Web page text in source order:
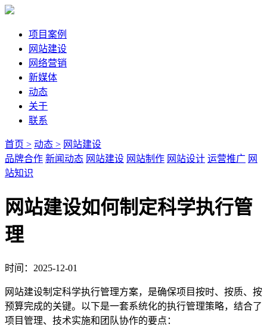
项目案例
网站建设
网络营销
新媒体
动态
关于
联系
首页 > 动态 > 网站建设
品牌合作 新闻动态 网站建设 网站制作 网站设计 运营推广 网
站知识
网站建设如何制定科学执行管
理
时间：2025-12-01
网站建设制定科学执行管理方案，是确保项目按时、按质、按
预算完成的关键。以下是一套系统化的执行管理策略，结合了
项目管理、技术实施和团队协作的要点：